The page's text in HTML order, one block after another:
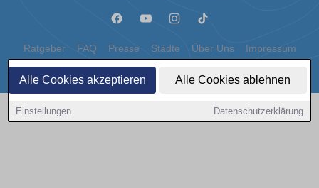
Alle Cookies akzeptieren Alle Cookies ablehnen
Einstellungen Datenschutzerklärung
Ratgeber FAQ Presse Städte Über Uns Impressum
Datenschutz Cookies
Copyright © 2000 - 2026 | 1A Infosysteme GmbH | Content by: 1a-sites-autos